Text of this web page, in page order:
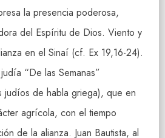
la presencia poderosa,
del Espíritu de Dios. Viento y
en el Sinaí (cf. Ex 19,16-24).
“De las Semanas”
de habla griega), que en
agrícola, con el tiempo
de la alianza. Juan Bautista, al